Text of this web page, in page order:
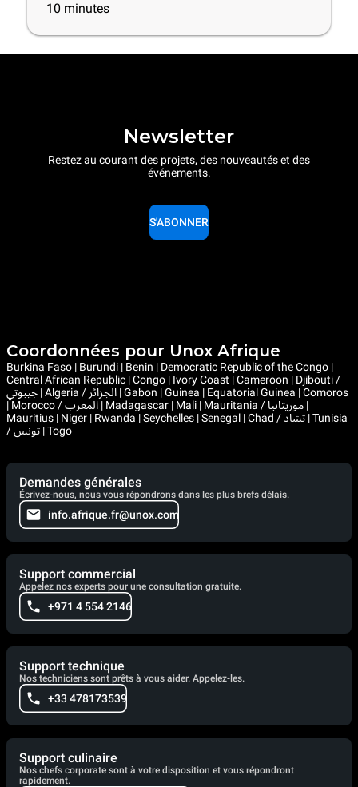
10 minutes
Newsletter
Restez au courant des projets, des nouveautés et des
événements.
S'ABONNER
Coordonnées pour Unox Afrique
Burkina Faso | Burundi | Benin | Democratic Republic of the Congo |
Central African Republic | Congo | Ivory Coast | Cameroon | Djibouti /
جيبوتي | Algeria / الجزائر | Gabon | Guinea | Equatorial Guinea | Comoros
| Morocco / المغرب | Madagascar | Mali | Mauritania / موريتانيا |
Mauritius | Niger | Rwanda | Seychelles | Senegal | Chad / تشاد | Tunisia
/ تونس | Togo
Demandes générales
Écrivez-nous, nous vous répondrons dans les plus brefs délais.
info.afrique.fr@unox.com
Support commercial
Appelez nos experts pour une consultation gratuite.
+971 4 554 2146
Support technique
Nos techniciens sont prêts à vous aider. Appelez-les.
+33 478173539
Support culinaire
Nos chefs corporate sont à votre disposition et vous répondront
rapidement.